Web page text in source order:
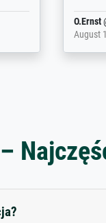
Anonym
April
–